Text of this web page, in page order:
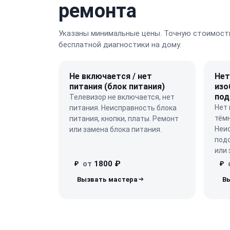
ремонта
Указаны минимальные цены. Точную
бесплатной диагностики на дому.
Не включается / нет
питания (блок питания)
Телевизор не включается, нет
питания. Неисправность блока
питания, кнопки, платы. Ремонт
или замена блока питания.
₽ от 1800 ₽
Нет
или
₽